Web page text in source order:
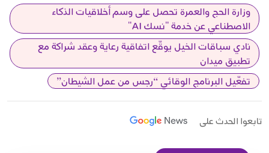
وزارة الحج والعمرة تحصل على وسم أخلاقيات الذكاء
الاصطناعي عن خدمة "نسك AI"
نادي سباقات الخيل يوقّع اتفاقية رعاية وعقد شراكة مع
تطبيق ميدان
تفعّيل البرنامج الوقائي “رجس من عمل الشيطان”
تابعوا الحدث على